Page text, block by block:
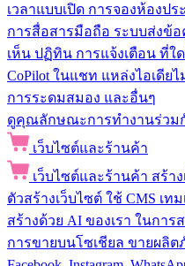
เวลาแบบเปิด การจองห้องป
การสื่อสารมือถือ ระบบส่งข้
เห็น ปฏิทิน การแจ้งเตือน ที่ใ
CoPilot ในแชท แหล่งไอเดีย
การระดมสมอง และอื่นๆ
ดูคุณลักษณะการทำงานร่วม
เว็บไซต์และร้านค้า
เว็บไซต์และร้านค้า สร้า
ตัวสร้างเว็บไซต์ ใช้ CMS เท
สร้างด้วย AI ของเรา ในการ
การขายบนโซเชียล ขายผลิต